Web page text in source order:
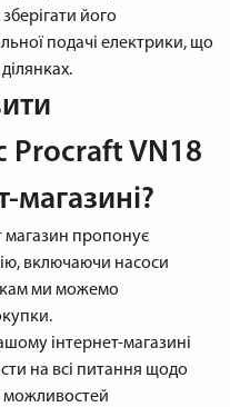
його
подачі електрики, що
Procraft VN18
магазині?
магазин пропонує
включаючи насоси
ми можемо
інтернет-магазині
на всі питання щодо
можливостей